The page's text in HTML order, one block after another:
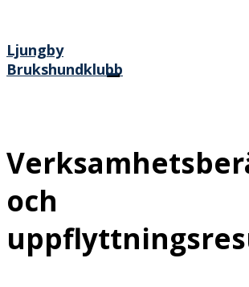
Ljungby
Brukshundklubb
och